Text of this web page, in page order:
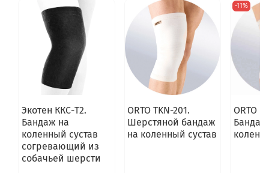
Экотен ККС-Т2.
Бандаж на
коленный сустав
согревающий из
собачьей шерсти
ORTO TKN-201.
Шерстяной бандаж
на коленный сустав
-11%
ORTO